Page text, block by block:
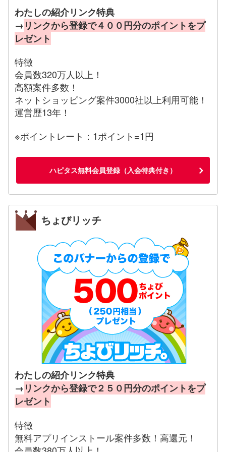
わたしの紹介リンク特典
→ リンクから登録で４００円分のポイントをプ
レゼント
特徴
会員数320万人以上！
高額案件多数！
ネットショッピング案件3000社以上利用可能！
運営歴13年！
※ポイントレート：1ポイント=1円
ハピタス無料会員登録（入会特典付き）
ちょびリッチ
わたしの紹介リンク特典
→ リンクから登録で２５０円分のポイントをプ
レゼント
特徴
無料アプリインストール案件多数！高還元！